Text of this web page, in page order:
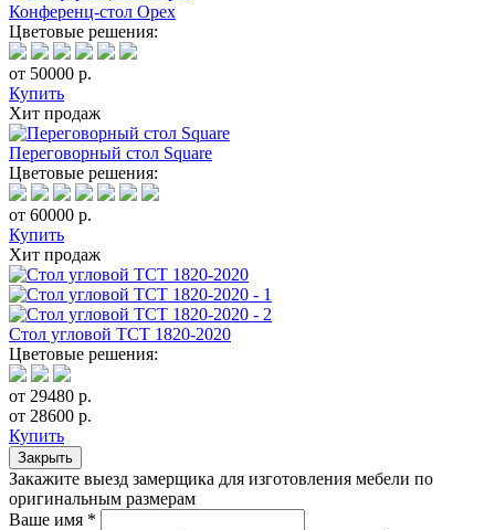
Конференц-стол Орех
Цветовые решения:
от 50000 р.
Купить
Хит продаж
Переговорный стол Square
Цветовые решения:
от 60000 р.
Купить
Хит продаж
Стол угловой TCT 1820-2020
Цветовые решения:
от 29480 р.
от 28600 р.
Купить
Закрыть
Закажите выезд замерщика для изготовления мебели по
оригинальным размерам
Ваше имя *